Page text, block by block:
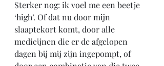
Sterker nog: ik voel me een beetje
‘high’. Of dat nu door mijn
slaaptekort komt, door alle
medicijnen die er de afgelopen
dagen bij mij zijn ingepompt, of